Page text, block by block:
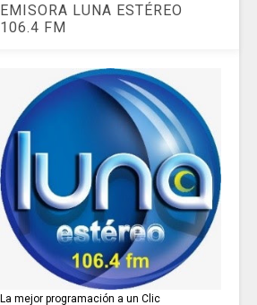
EMISORA LUNA ESTÉREO
106.4 FM
La mejor programación a un Clic